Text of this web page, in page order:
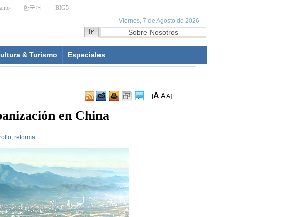
& Turismo Especiales
[A AA]
en China
reforma